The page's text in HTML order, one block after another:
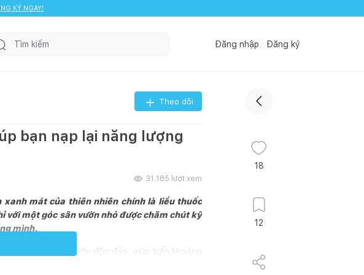
KÝ NGAY!
Đăng nhập Đăng ký
Theo dõi
bạn nạp lại năng lượng
31.185 lượt xem
mát của thiên nhiên chính là liều thuốc
với một góc sân vườn nhỏ được chăm chút kỹ
mình.
uống trà sân vườn độc đáo, giúp biến khoảng
18
12